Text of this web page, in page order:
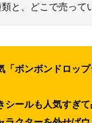
と、どこで売って
「ボンボンドロッ
シールも人気すぎ